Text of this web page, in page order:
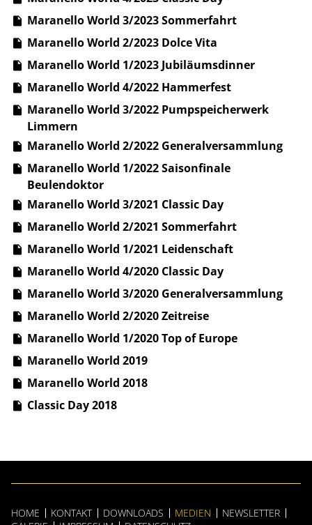
Maranello World 3/2023 Sommerfahrt
Maranello World 2/2023 Dolce Vita
Maranello World 1/2023 Jubiläumsdinner
Maranello World 4/2022 Hammerfest
Maranello World 3/2022 Pumpspeicherwerk
Limmern
Maranello World 2/2022 Generalversammlung
Maranello World 1/2022 Saisonfinale
Beulendoktor
Maranello World 3/2021 Classic Day
Maranello World 2/2021 Sommerfahrt
Maranello World 1/2021 Leidenschaft
Maranello World 4/2020 Classic Day
Maranello World 3/2020 Generalversammlung
Maranello World 2/2020 Zeitreise
Maranello World 1/2020 Top of Europe
Maranello World 2019
Maranello World 2018
Classic Day 2018
HOME KONTAKT DOWNLOADS MEDIEN
NEWSLETTER